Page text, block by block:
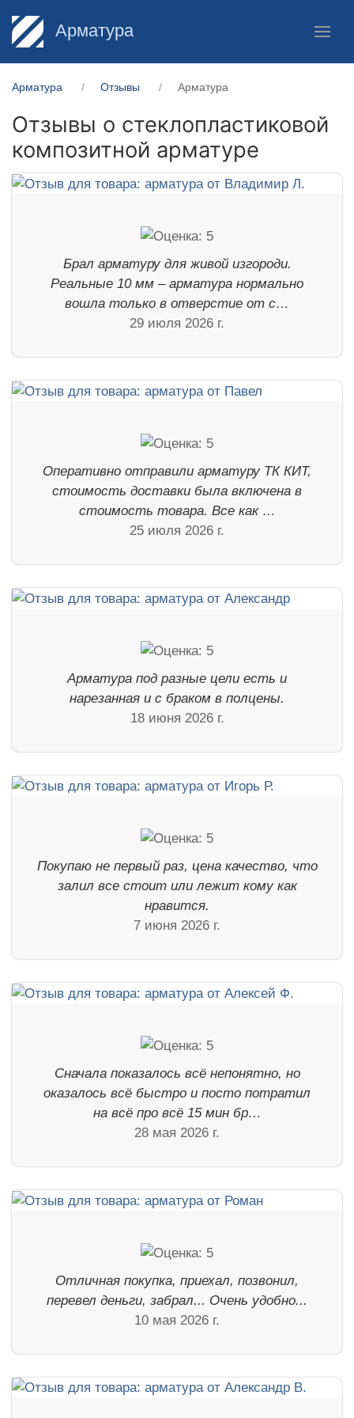
Арматура
Арматура Отзывы Арматура
Отзывы о стеклопластиковой
композитной арматуре
Брал арматуру для живой изгороди.
Реальные 10 мм – арматура нормально
вошла только в отверстие от с…
29 июля 2026 г.
Оперативно отправили арматуру ТК КИТ,
стоимость доставки была включена в
стоимость товара. Все как …
25 июля 2026 г.
Арматура под разные цели есть и
нарезанная и с браком в полцены.
18 июня 2026 г.
Покупаю не первый раз, цена качество, что
залил все стоит или лежит кому как
нравится.
7 июня 2026 г.
Сначала показалось всё непонятно, но
оказалось всё быстро и посто потратил
на всё про всё 15 мин бр…
28 мая 2026 г.
Отличная покупка, приехал, позвонил,
перевел деньги, забрал... Очень удобно...
10 мая 2026 г.